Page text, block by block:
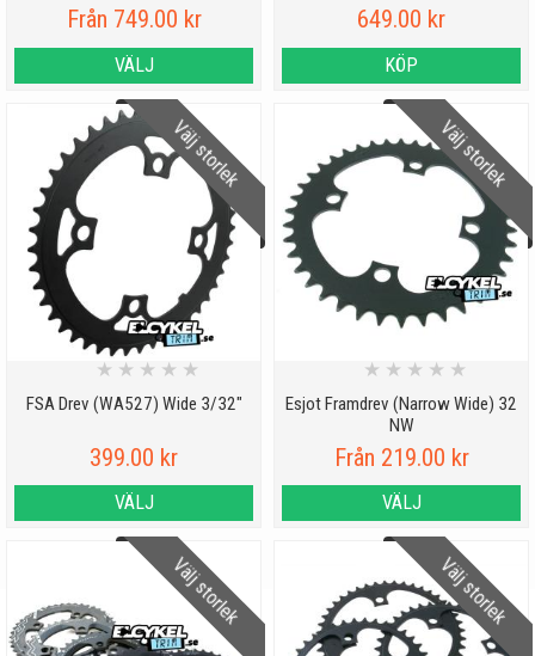
Från 749.00 kr
VÄLJ
649.00 kr
KÖP
Välj storlek
FSA Drev (WA527) Wide 3/32"
★ ★ ★ ★ ★
399.00 kr
VÄLJ
Välj storlek
Esjot Framdrev (Narrow Wide) 32
NW
★ ★ ★ ★ ★
Från 219.00 kr
VÄLJ
Välj storlek Välj storlek